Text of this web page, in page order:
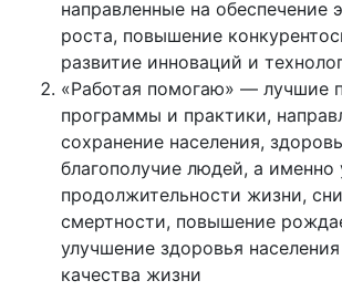
направленные на обеспечение
роста, повышение
развитие инноваций и
«Работая помогаю» — лучшие
программы и практики,
сохранение населения,
благополучие людей, а именно
продолжительности жизни,
смертности, повышение
улучшение здоровья
качества жизни